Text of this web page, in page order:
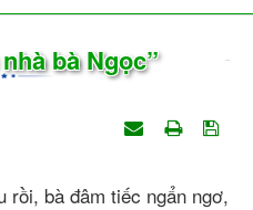
bà Ngọc”
rồi, bà đâm tiếc ngẩn ngơ,